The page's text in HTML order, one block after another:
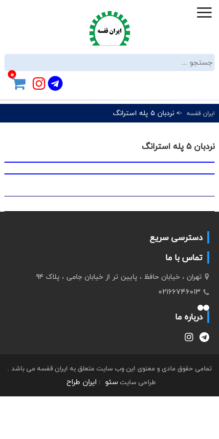
0
ایران قفسه -> نردبان 5 پله استرانگ
نردبان 5 پله استرانگ
دسترسی سریع
تماس با ما
تهران ، خیابان حافظ ، پایین تر از خیابان جامی ، پلاک 94
02166746013
درباره ما
تمامی حقوق مادی و معنوی این وب سایت متعلق به ایران قفسه می باشد .
طراحی سایتسئو : ایران طراح